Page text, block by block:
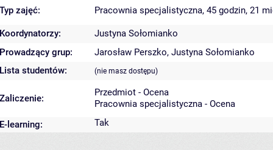
Typ zajęć: Pracownia specjalistyczna, 45 godzin, 21
Koordynatorzy:
Justyna Sołomianko
Prowadzący grup:
Jarosław Perszko, Justyna Sołomianko
Lista studentów:
(nie masz dostępu)
Zaliczenie:
Przedmiot - Ocena
Pracownia specjalistyczna - Ocena
E-learning:
Tak